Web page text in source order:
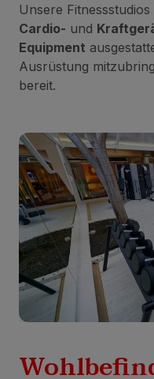
Unsere
Cardio- und
Equipment
Ausrüstung
bereit.